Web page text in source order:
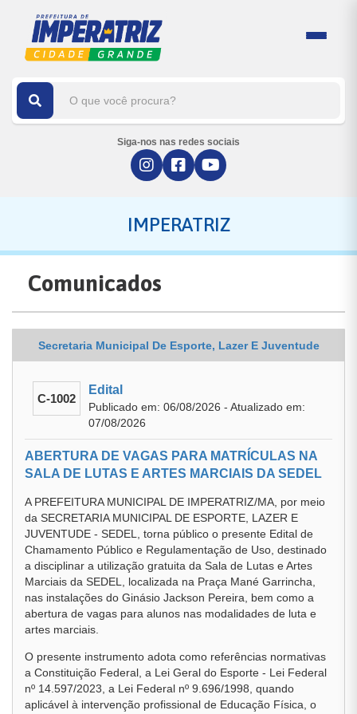
Siga-nos nas redes sociais
IMPERATRIZ
Comunicados
Secretaria Municipal De Esporte, Lazer E Juventude
C-1002
Edital
Publicado em: 06/08/2026 - Atualizado em:
07/08/2026
ABERTURA DE VAGAS PARA MATRÍCULAS NA
SALA DE LUTAS E ARTES MARCIAIS DA SEDEL
A PREFEITURA MUNICIPAL DE IMPERATRIZ/MA, por meio
da SECRETARIA MUNICIPAL DE ESPORTE, LAZER E
JUVENTUDE - SEDEL, torna público o presente Edital de
Chamamento Público e Regulamentação de Uso, destinado
a disciplinar a utilização gratuita da Sala de Lutas e Artes
Marciais da SEDEL, localizada na Praça Mané Garrincha,
nas instalações do Ginásio Jackson Pereira, bem como a
abertura de vagas para alunos nas modalidades de luta e
artes marciais.
O presente instrumento adota como referências normativas
a Constituição Federal, a Lei Geral do Esporte - Lei Federal
nº 14.597/2023, a Lei Federal nº 9.696/1998, quando
aplicável à intervenção profissional de Educação Física, o